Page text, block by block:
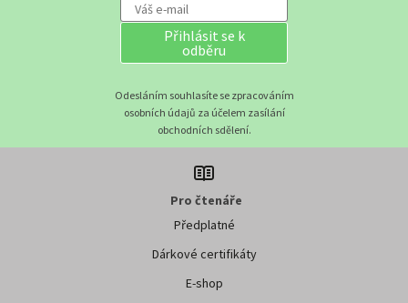
Přihlásit se k
odběru
Odesláním souhlasíte se zpracováním
osobních údajů za účelem zasílání
obchodních sdělení.
Pro čtenáře
Předplatné
Dárkové certifikáty
E-shop